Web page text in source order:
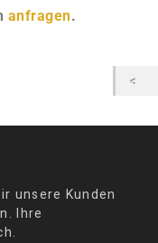
anfragen.
unsere Kunden
Ihre